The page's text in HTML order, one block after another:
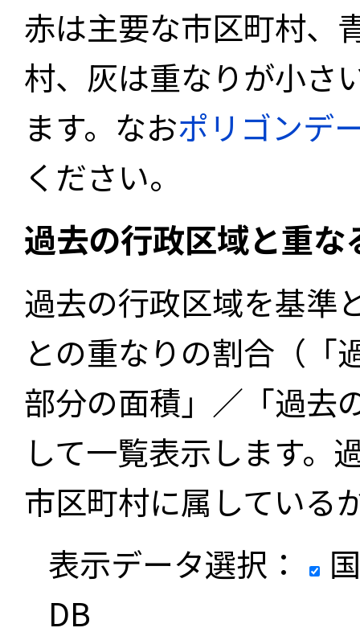
赤は主要な市区町村、
村、灰は重なりが小さ
ます。なおポリゴンデ
ください。
過去の行政区域と重
過去の行政区域を基準
との重なりの割合（「
部分の面積」／「過去
して一覧表示します。
市区町村に属している
表示データ選択：
DB